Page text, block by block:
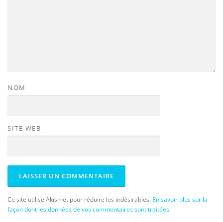
NOM
SITE WEB
Ce site utilise Akismet pour réduire les indésirables. En savoir plus sur la
façon dont les données de vos commentaires sont traitées.